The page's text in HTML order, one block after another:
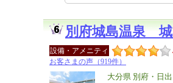
別府城島温泉
設備・アメニティ
お客さまの声（919件）
エ
大分県 別府・日出